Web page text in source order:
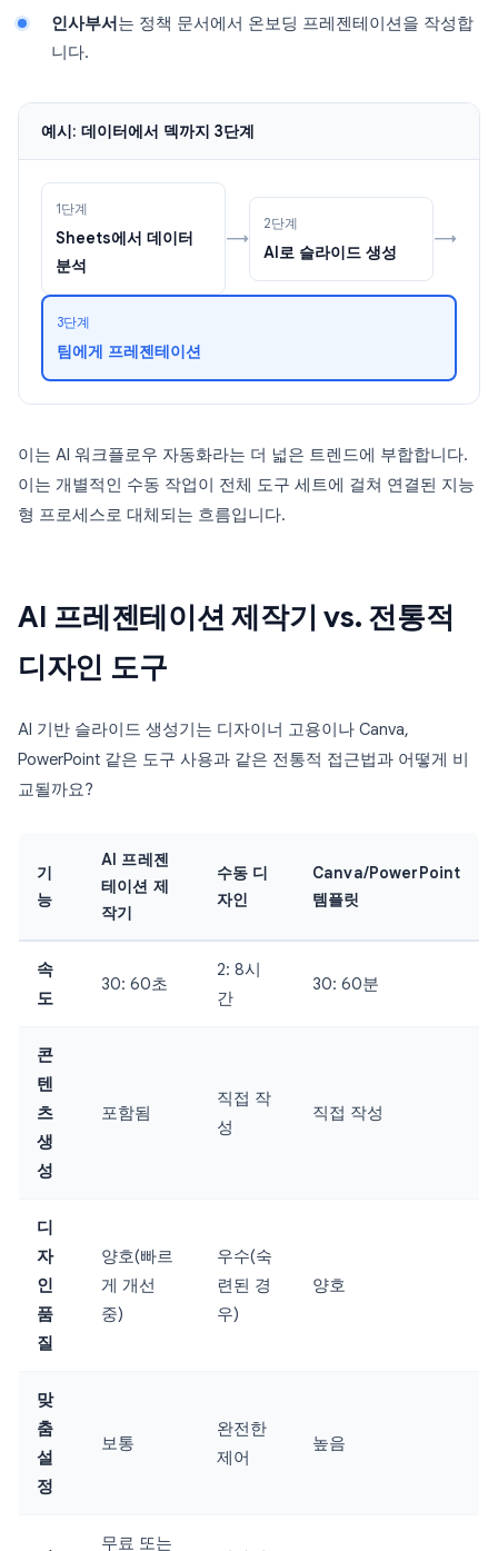
인사부서 는 정책 문서에서 온보딩 프레젠테이션을 작성합
니다.
예시: 데이터에서 덱까지 3단계
1단계
Sheets에서 데이터
분석
→
2단계
AI로 슬라이드 생성 →
3단계
팀에게 프레젠테이션
이는 AI 워크플로우 자동화라는 더 넓은 트렌드에 부합합니다.
이는 개별적인 수동 작업이 전체 도구 세트에 걸쳐 연결된 지능
형 프로세스로 대체되는 흐름입니다.
AI 프레젠테이션 제작기 vs. 전통적
디자인 도구
AI 기반 슬라이드 생성기는 디자이너 고용이나 Canva,
PowerPoint 같은 도구 사용과 같은 전통적 접근법과 어떻게 비
교될까요?
기
능
AI 프레젠
테이션 제
작기
수동 디
자인
Canva/PowerPoint
템플릿
속
도
30: 60초
2: 8시
간
30: 60분
콘
텐
츠
생
성
포함됨
직접 작
성
직접 작성
디
자
인
품
질
양호(빠르
게 개선
중)
우수(숙
련된 경
우)
양호
맞
춤
설
정
보통
완전한
제어
높음
무료 또는